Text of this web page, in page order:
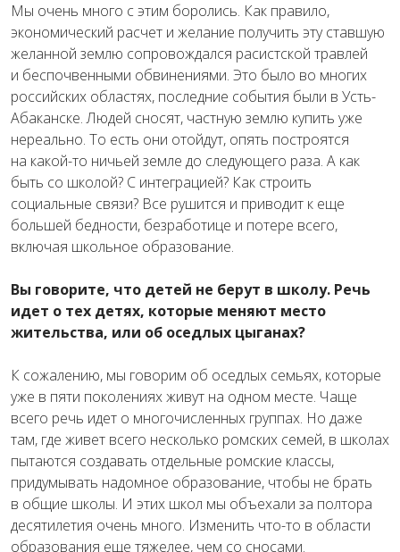
Мы очень много с этим боролись. Как правило,
экономический расчет и желание получить эту ставшую
желанной землю сопровождался расистской травлей
и беспочвенными обвинениями. Это было во многих
российских областях, последние события были в Усть-
Абаканске. Людей сносят, частную землю купить уже
нереально. То есть они отойдут, опять построятся
на какой-то ничьей земле до следующего раза. А как
быть со школой? С интеграцией? Как строить
социальные связи? Все рушится и приводит к еще
большей бедности, безработице и потере всего,
включая школьное образование.
Вы говорите, что детей не берут в школу. Речь
идет о тех детях, которые меняют место
жительства, или об оседлых цыганах?
К сожалению, мы говорим об оседлых семьях, которые
уже в пяти поколениях живут на одном месте. Чаще
всего речь идет о многочисленных группах. Но даже
там, где живет всего несколько ромских семей, в школах
пытаются создавать отдельные ромские классы,
придумывать надомное образование, чтобы не брать
в общие школы. И этих школ мы объехали за полтора
десятилетия очень много. Изменить что-то в области
образования еще тяжелее, чем со сносами.